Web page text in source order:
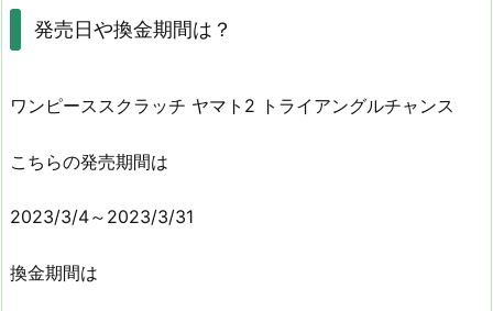
発売日や換金期間は？
ワンピーススクラッチ ヤマト2 トライアングルチャンス
こちらの発売期間は
2023/3/4～2023/3/31
換金期間は